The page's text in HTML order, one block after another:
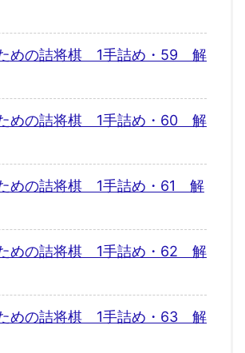
めの詰将棋 1手詰め・59 解
めの詰将棋 1手詰め・60 解
めの詰将棋 1手詰め・61 解
めの詰将棋 1手詰め・62 解
めの詰将棋 1手詰め・63 解